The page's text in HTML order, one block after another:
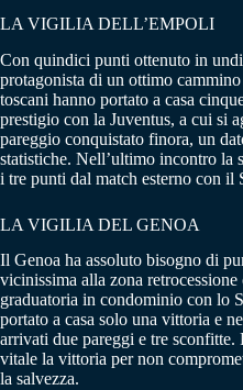
LA VIGILIA DELL’EMPOLI
Con quindici punti ottenuto in
protagonista di un ottimo
toscani hanno portato a casa
prestigio con la Juventus, a cui si
pareggio conquistato finora, un
statistiche. Nell’ultimo incontro la
i tre punti dal match esterno con il
LA VIGILIA DEL GENOA
Il Genoa ha assoluto bisogno di
vicinissima alla zona
graduatoria in condominio con lo
portato a casa solo una vittoria e
arrivati due pareggi e tre
vitale la vittoria per non
la salvezza.